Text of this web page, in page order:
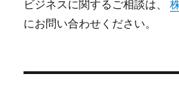
ビジネスに関するご相談は、
にお問い合わせください。